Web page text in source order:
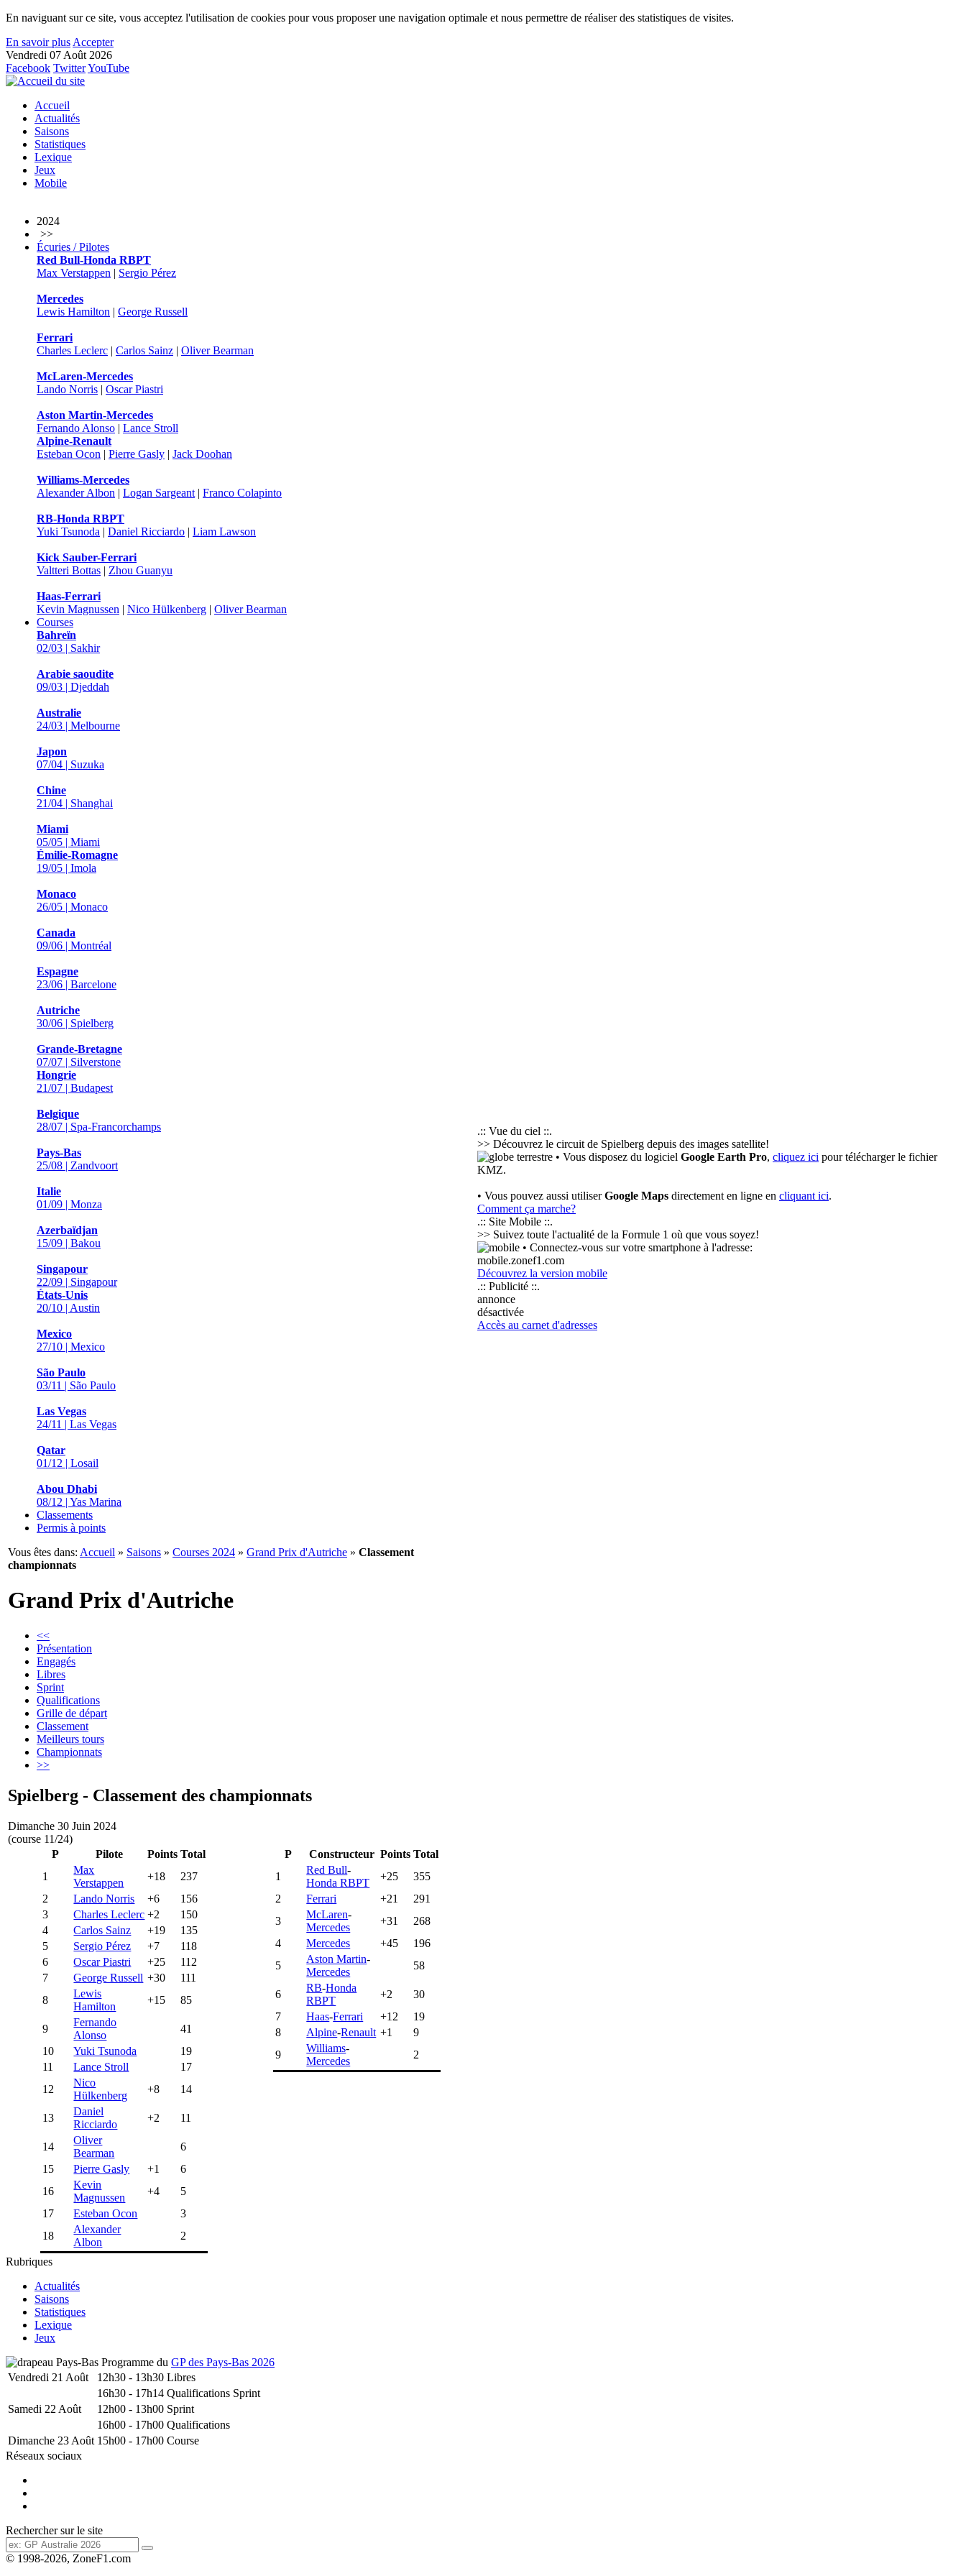
En naviguant sur ce site, vous acceptez l'utilisation de cookies pour vous proposer une navigation optimale et nous permettre de réaliser des statistiques de visites.
En savoir plus Accepter
Vendredi 07 Août 2026
Facebook TwitterYouTube
Accueil
Actualités
Saisons
Statistiques
Lexique
Jeux
Mobile
2024
>>
Écuries / Pilotes
Red Bull-Honda RBPT
Max Verstappen | Sergio Pérez
Mercedes
Lewis Hamilton | George Russell
Ferrari
Charles Leclerc | Carlos Sainz | Oliver Bearman
McLaren-Mercedes
Lando Norris | Oscar Piastri
Aston Martin-Mercedes
Fernando Alonso | Lance Stroll
Alpine-Renault
Esteban Ocon | Pierre Gasly | Jack Doohan
Williams-Mercedes
Alexander Albon | Logan Sargeant | Franco Colapinto
RB-Honda RBPT
Yuki Tsunoda | Daniel Ricciardo | Liam Lawson
Kick Sauber-Ferrari
Valtteri Bottas | Zhou Guanyu
Haas-Ferrari
Kevin Magnussen | Nico Hülkenberg | Oliver Bearman
Courses
Bahreïn
02/03 | Sakhir
Arabie saoudite
09/03 | Djeddah
Australie
24/03 | Melbourne
Japon
07/04 | Suzuka
Chine
21/04 | Shanghai
Miami
05/05 | Miami
Émilie-Romagne
19/05 | Imola
Monaco
26/05 | Monaco
Canada
09/06 | Montréal
Espagne
23/06 | Barcelone
Autriche
30/06 | Spielberg
Grande-Bretagne
07/07 | Silverstone
Hongrie
21/07 | Budapest
Belgique
28/07 | Spa-Francorchamps
Pays-Bas
25/08 | Zandvoort
Italie
01/09 | Monza
Azerbaïdjan
15/09 | Bakou
Singapour
22/09 | Singapour
États-Unis
20/10 | Austin
Mexico
27/10 | Mexico
São Paulo
03/11 | São Paulo
Las Vegas
24/11 | Las Vegas
Qatar
01/12 | Losail
Abou Dhabi
08/12 | Yas Marina
Classements
Permis à points
Vous êtes dans: Accueil » Saisons » Courses 2024 » Grand Prix d'Autriche » Classement
championnats
Grand Prix d'Autriche
<<
Présentation
Engagés
Libres
Sprint
Qualifications
Grille de départ
Classement
Meilleurs tours
Championnats
>>
Spielberg - Classement des championnats
Dimanche 30 Juin 2024
(course 11/24)
P
Pilote Points Total
1
Max
Verstappen
+18
237
2
Lando Norris +6
156
3
Charles Leclerc +2
150
4
Carlos Sainz +19
135
5
Sergio Pérez +7
118
6
Oscar Piastri +25
112
7
George Russell +30
111
8
Lewis
Hamilton
+15 85
9
Fernando
Alonso
41
10
Yuki Tsunoda
19
11
Lance Stroll
17
12
Nico
Hülkenberg
+8 14
13
Daniel
Ricciardo
+2 11
14
Oliver
Bearman
6
15
Pierre Gasly +1
6
16
Kevin
Magnussen
+4
5
17
Esteban Ocon
3
18
Alexander
Albon
2
P Constructeur Points Total
1
Red Bull-
Honda RBPT
+25
355
2
Ferrari +21
291
3
McLaren-
Mercedes
+31
268
4
Mercedes +45
196
5
Aston Martin-
Mercedes
58
6
RB-Honda
RBPT
+2
30
7
Haas-Ferrari +12
19
8
Alpine-Renault +1
9
9
Williams-
Mercedes
2
.:: Vue du ciel ::.
>> Découvrez le circuit de Spielberg depuis des images satellite!
• Vous disposez du logiciel Google Earth Pro, cliquez ici pour télécharger le fichier
KMZ.
• Vous pouvez aussi utiliserGoogle Maps directement en ligne en cliquant ici.
Comment ça marche?
.:: Site Mobile ::.
>> Suivez toute l'actualité de la Formule 1 où que vous soyez!
• Connectez-vous sur votre smartphone à l'adresse:
mobile.zonef1.com
Découvrez la version mobile
.:: Publicité ::.
annonce
désactivée
Accès au carnet d'adresses
Rubriques
Actualités
Saisons
Statistiques
Lexique
Jeux
Programme du GP des Pays-Bas 2026
Vendredi 21 Août
12h30 - 13h30 Libres
16h30 - 17h14 Qualifications Sprint
Samedi 22 Août
12h00 - 13h00 Sprint
16h00 - 17h00 Qualifications
Dimanche 23 Août 15h00 - 17h00 Course
Réseaux sociaux
Rechercher sur le site
© 1998-2026, ZoneF1.com